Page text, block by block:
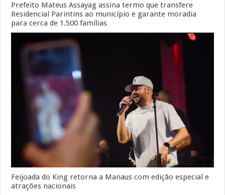
Prefeito Mateus Assayag assina termo que transfere
Residencial Parintins ao município e garante moradia
para cerca de 1.500 famílias
Feijoada do King retorna a Manaus com edição especial e
atrações nacionais